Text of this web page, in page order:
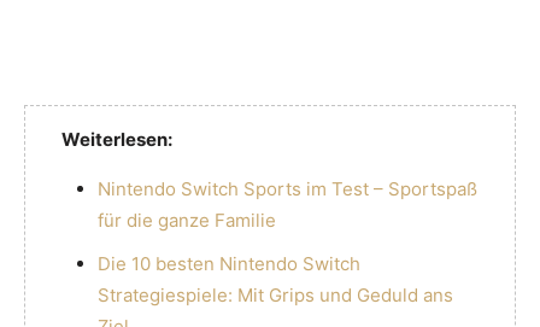
Weiterlesen:
Nintendo Switch Sports im Test – Sportspaß
für die ganze Familie
Die 10 besten Nintendo Switch
Strategiespiele: Mit Grips und Geduld ans